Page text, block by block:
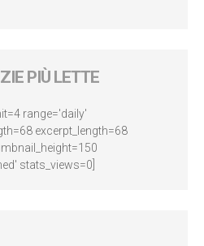
PIÙ LETTE
range='daily'
excerpt_length=68
stats_views=0]